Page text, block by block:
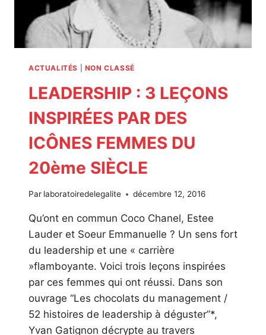
ACTUALITÉS NON CLASSÉ
LEADERSHIP : 3 LEÇONS
INSPIRÉES PAR DES
ICÔNES FEMMES DU
20ème SIÈCLE
Par laboratoiredelegalite décembre 12, 2016
Qu’ont en commun Coco Chanel, Estee
Lauder et Soeur Emmanuelle ? Un sens fort
du leadership et une « carrière
»flamboyante. Voici trois leçons inspirées
par ces femmes qui ont réussi. Dans son
ouvrage “Les chocolats du management /
52 histoires de leadership à déguster”*,
Yvan Gatignon décrypte au travers